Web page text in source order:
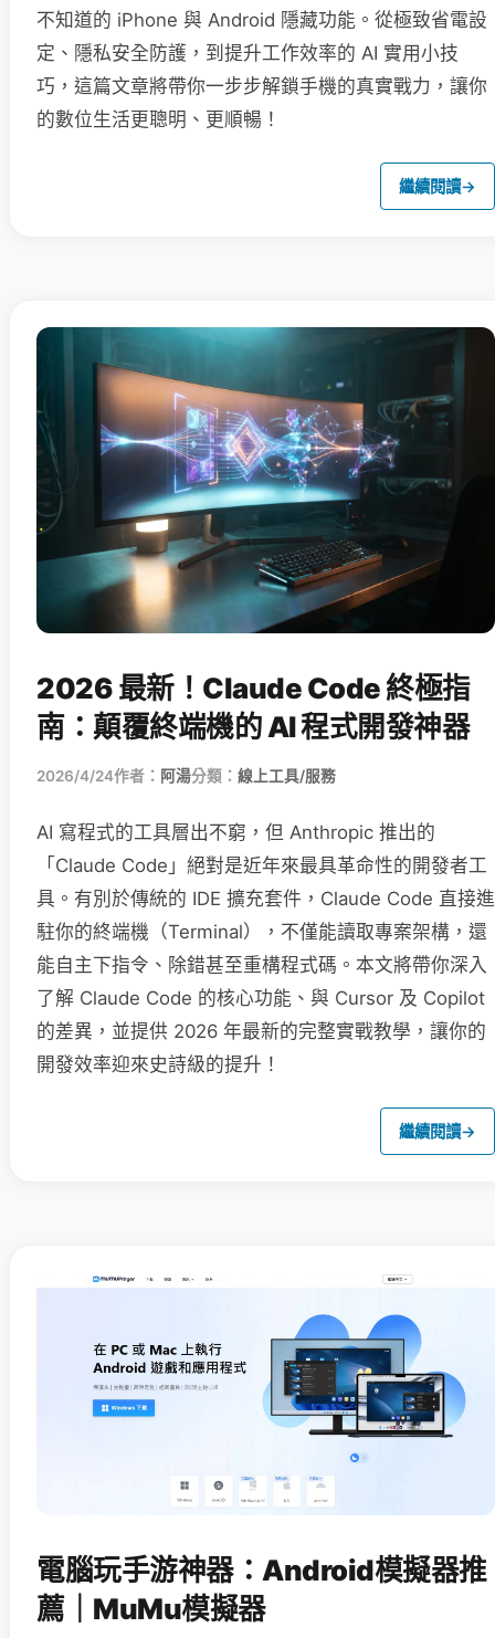
不知道的 iPhone 與 Android 隱藏功能。從極致省電設
定、隱私安全防護，到提升工作效率的 AI 實用小技
巧，這篇文章將帶你一步步解鎖手機的真實戰力，讓你
的數位生活更聰明、更順暢！
繼續閱讀→
2026 最新！Claude Code 終極指
南：顛覆終端機的 AI 程式開發神器
2026/4/24作者： 阿湯分類： 線上工具/服務
AI 寫程式的工具層出不窮，但 Anthropic 推出的
「Claude Code」絕對是近年來最具革命性的開發者工
具。有別於傳統的 IDE 擴充套件，Claude Code 直接進
駐你的終端機（Terminal），不僅能讀取專案架構，還
能自主下指令、除錯甚至重構程式碼。本文將帶你深入
了解 Claude Code 的核心功能、與 Cursor 及 Copilot
的差異，並提供 2026 年最新的完整實戰教學，讓你的
開發效率迎來史詩級的提升！
繼續閱讀→
電腦玩手游神器：Android模擬器推
薦｜MuMu模擬器